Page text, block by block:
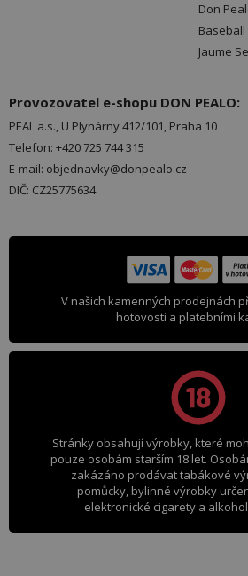
Don
Baseball
Jaume
Provozovatel e-shopu DON PEALO:
PEAL a.s., U Plynárny 412/101, Praha 10
Telefon: +420 725 744 315
E-mail: objednavky@donpealo.cz
DIČ: CZ25775634
V našich kamenných prodejnách
hotovosti a platebními
Stránky obsahují výrobky, které
pouze osobám starším 18 let.
zakázáno prodávat tabákové
pomůcky, bylinné výrobky
elektronické cigarety a